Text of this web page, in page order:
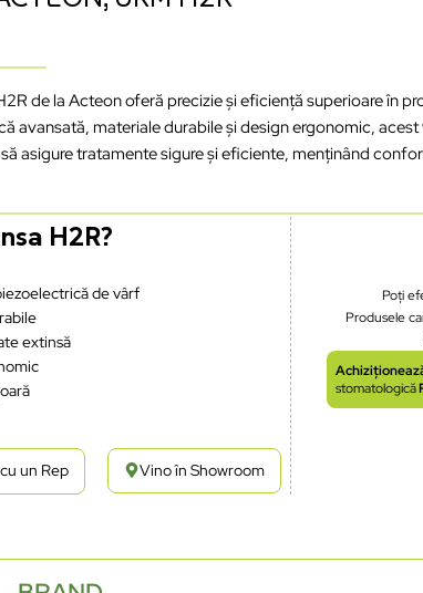
de la Acteon oferă precizie și eficiență superioare în
avansată, materiale durabile și design ergonomic,
asigure tratamente sigure și eficiente, menținând
H2R?
de vârf
extinsă
un Rep Vino în Showroom
Poți
Produsele
stomatologică